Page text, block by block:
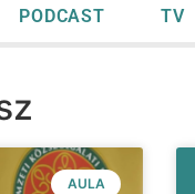
PODCAST TV
AULA